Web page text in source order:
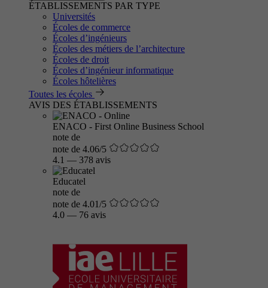
ÉTABLISSEMENTS PAR TYPE
Universités
Écoles de commerce
Écoles d’ingénieurs
Écoles des métiers de l’architecture
Écoles de droit
Écoles d’ingénieur informatique
Écoles hôtelières
Toutes les écoles
AVIS DES ÉTABLISSEMENTS
ENACO - First Online Business School
note de
note de 4.06/5
4.1 — 378 avis
Educatel
note de
note de 4.01/5
4.0 — 76 avis